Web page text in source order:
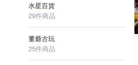
水星百貨
29件商品
董爺古玩
25件商品